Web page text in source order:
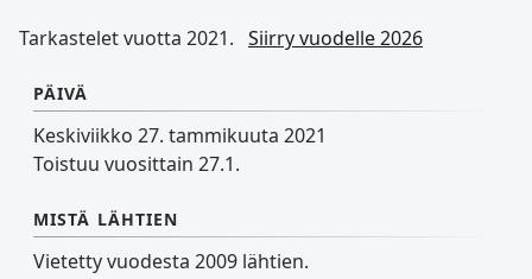
Tarkastelet vuotta 2021. Siirry vuodelle 2026
PÄIVÄ
Keskiviikko 27. tammikuuta 2021
Toistuu vuosittain 27.1.
MISTÄ LÄHTIEN
Vietetty vuodesta 2009 lähtien.